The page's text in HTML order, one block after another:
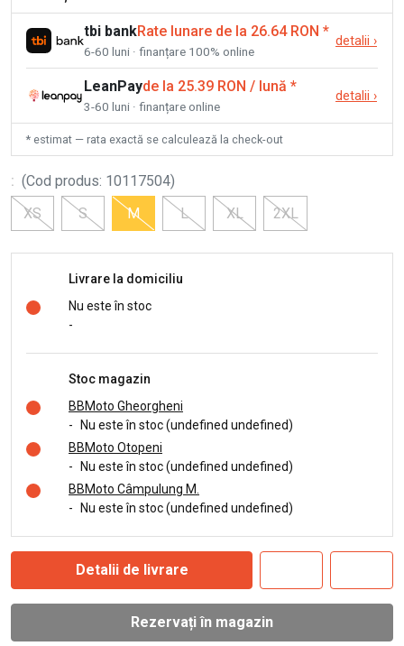
tbi bankRate lunare de la 26.64 RON *
6-60 luni · finanțare 100% online
detalii ›
LeanPayde la 25.39 RON / lună *
3-60 luni · finanțare online
detalii ›
* estimat — rata exactă se calculează la check-out
: (Cod produs: 10117504)
XS
S M L XL 2XL
Livrare la domiciliu
Nu este în stoc
-
Stoc magazin
BBMoto Gheorgheni
-
Nu este în stoc (undefined undefined)
BBMoto Otopeni
-
Nu este în stoc (undefined undefined)
BBMoto Câmpulung M.
-
Nu este în stoc (undefined undefined)
Detalii de livrare
Rezervați în magazin